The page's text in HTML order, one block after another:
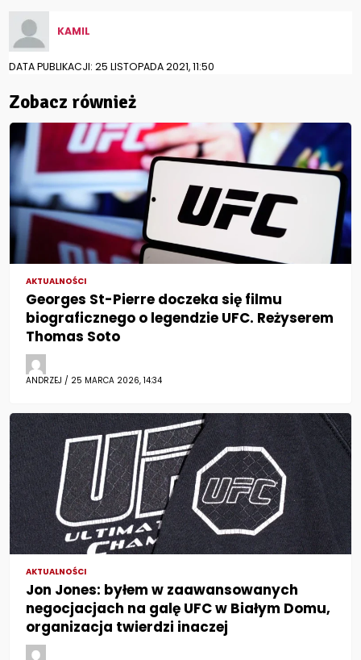
KAMIL
DATA PUBLIKACJI: 25 LISTOPADA 2021, 11:50
Zobacz również
AKTUALNOŚCI
Georges St-Pierre doczeka się filmu
biograficznego o legendzie UFC. Reżyserem
Thomas Soto
ANDRZEJ / 25 MARCA 2026, 14:34
AKTUALNOŚCI
Jon Jones: byłem w zaawansowanych
negocjacjach na galę UFC w Białym Domu,
organizacja twierdzi inaczej